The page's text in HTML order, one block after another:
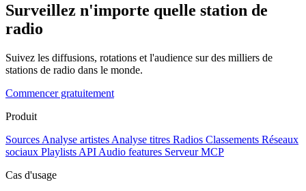
Surveillez n'importe quelle station de
radio
Suivez les diffusions, rotations et l'audience sur des milliers de
stations de radio dans le monde.
Commencer gratuitement
Produit
Sources Analyse artistes Analyse titres Radios Classements Réseaux
sociaux Playlists API Audio features Serveur MCP
Cas d'usage